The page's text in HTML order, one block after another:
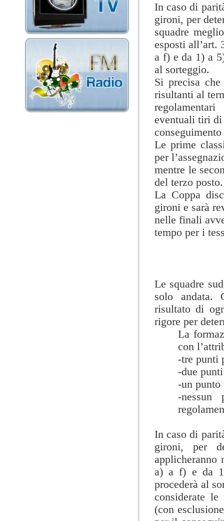
In caso di
gironi, per
squadre
esposti all’art.
a f) e da 1) a
al sorteggio.
Si precisa
risultanti al
eventuali tiri
Le prime
per
mentre le
del terzo posto.
La Coppa
gironi e sarà
nelle finali
tempo per i
Le squadre
solo andata.
risultato di
rigore per
La
con
-tre punti
-due
-un punto
-
In caso di
gironi, per
applicheranno
a) a f) e da
procederà al
considerate
(con